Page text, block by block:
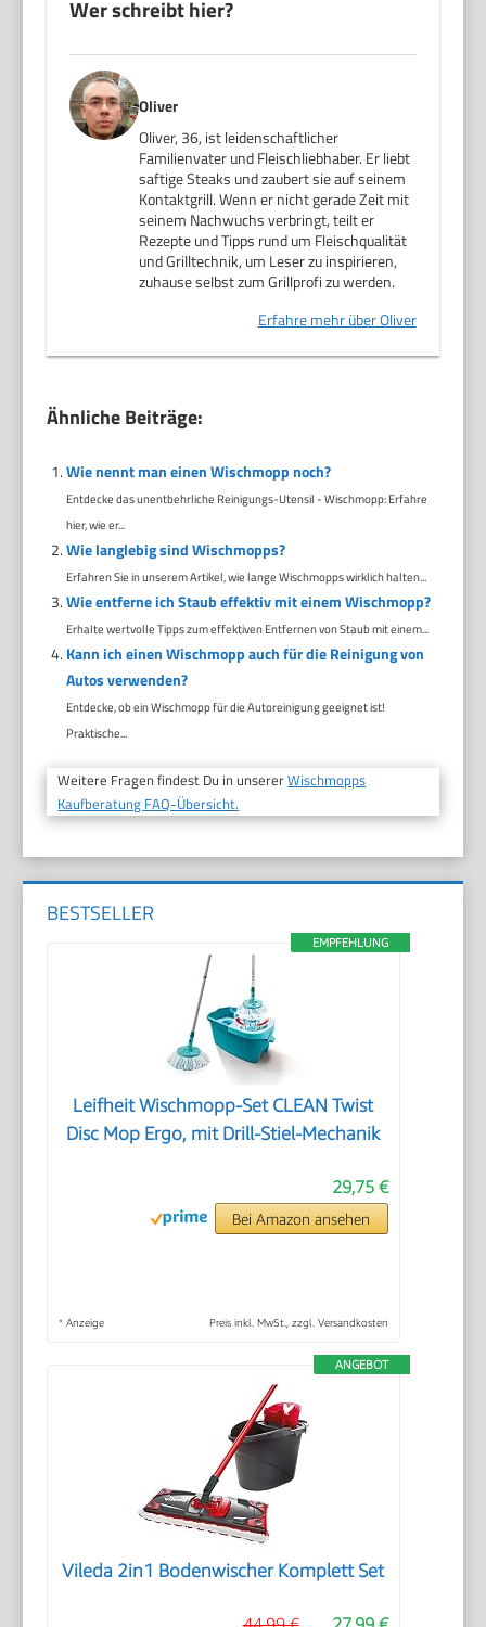
Wer schreibt hier?
Oliver
Oliver, 36, ist leidenschaftlicher
Familienvater und Fleischliebhaber. Er liebt
saftige Steaks und zaubert sie auf seinem
Kontaktgrill. Wenn er nicht gerade Zeit mit
seinem Nachwuchs verbringt, teilt er
Rezepte und Tipps rund um Fleischqualität
und Grilltechnik, um Leser zu inspirieren,
zuhause selbst zum Grillprofi zu werden.
Erfahre mehr über Oliver
Ähnliche Beiträge:
Wie nennt man einen Wischmopp noch?
Entdecke das unentbehrliche Reinigungs-Utensil - Wischmopp: Erfahre
hier, wie er...
Wie langlebig sind Wischmopps?
Erfahren Sie in unserem Artikel, wie lange Wischmopps wirklich halten...
Wie entferne ich Staub effektiv mit einem Wischmopp?
Erhalte wertvolle Tipps zum effektiven Entfernen von Staub mit einem...
Kann ich einen Wischmopp auch für die Reinigung von
Autos verwenden?
Entdecke, ob ein Wischmopp für die Autoreinigung geeignet ist!
Praktische...
Weitere Fragen findest Du in unsererWischmopps
Kaufberatung FAQ-Übersicht.
BESTSELLER
EMPFEHLUNG
Leifheit Wischmopp-Set CLEAN Twist
Disc Mop Ergo, mit Drill-Stiel-Mechanik
29,75 €
Bei Amazon ansehen
* Anzeige Preis inkl. MwSt., zzgl. Versandkosten
ANGEBOT
Vileda 2in1 Bodenwischer Komplett Set